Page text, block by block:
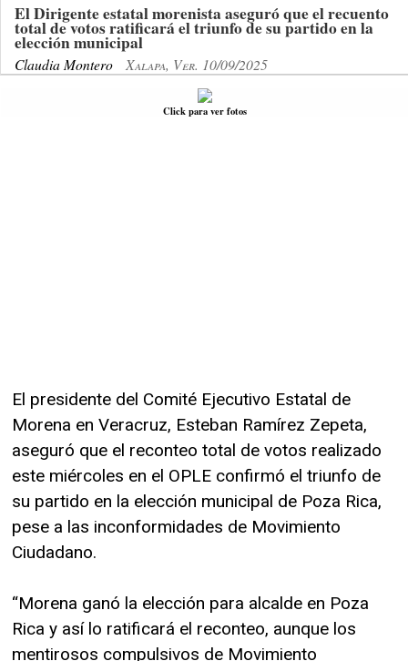
El Dirigente estatal morenista aseguró que el recuento
total de votos ratificará el triunfo de su partido en la
elección municipal
Claudia Montero Xalapa, Ver. 10/09/2025
Click para ver fotos
El presidente del Comité Ejecutivo Estatal de
Morena en Veracruz, Esteban Ramírez Zepeta,
aseguró que el reconteo total de votos realizado
este miércoles en el OPLE confirmó el triunfo de
su partido en la elección municipal de Poza Rica,
pese a las inconformidades de Movimiento
Ciudadano.
“Morena ganó la elección para alcalde en Poza
Rica y así lo ratificará el reconteo, aunque los
mentirosos compulsivos de Movimiento